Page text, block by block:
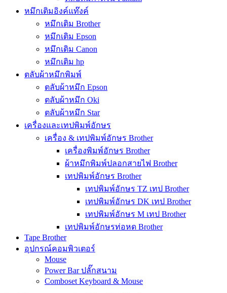
หมึกเติมอิงค์แท๊งค์
หมึกเติม Brother
หมึกเติม Epson
หมึกเติม Canon
หมึกเติม hp
ตลับผ้าหมึกพิมพ์
ตลับผ้าหมึก Epson
ตลับผ้าหมึก Oki
ตลับผ้าหมึก Star
เครื่องและเทปพิมพ์อักษร
เครื่อง & เทปพิมพ์อักษร Brother
เครื่องพิมพ์อักษร Brother
ผ้าหมึกพิมพ์ปลอกสายไฟ Brother
เทปพิมพ์อักษร Brother
เทปพิมพ์อักษร TZ เทป Brother
เทปพิมพ์อักษร DK เทป Brother
เทปพิมพ์อักษร M เทป Brother
เทปพิมพ์อักษรท่อหด Brother
Tape Brother
อุปกรณ์คอมพิวเตอร์
Mouse
Power Bar ปลั๊กสนาม
Comboset Keyboard & Mouse